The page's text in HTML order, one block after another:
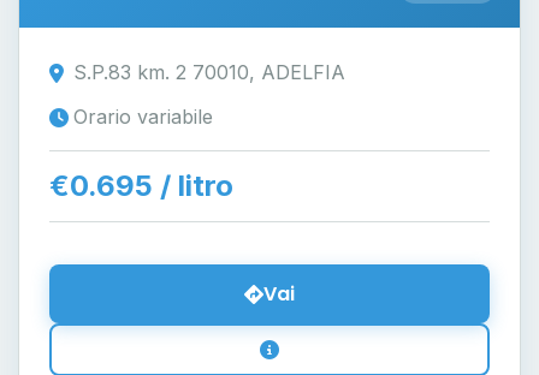
S.P.83 km. 2 70010, ADELFIA
Orario variabile
€0.695 / litro
Vai